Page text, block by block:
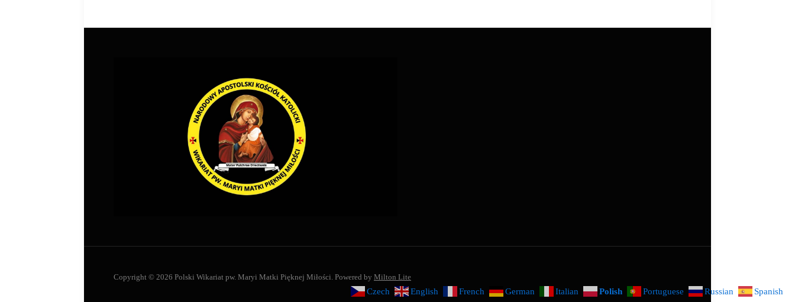
Copyright © 2026 Polski Wikariat pw. Maryi Matki Pięknej Miłości. Powered by Milton Lite
Czech English French German Italian Polish Portuguese Russian Spanish